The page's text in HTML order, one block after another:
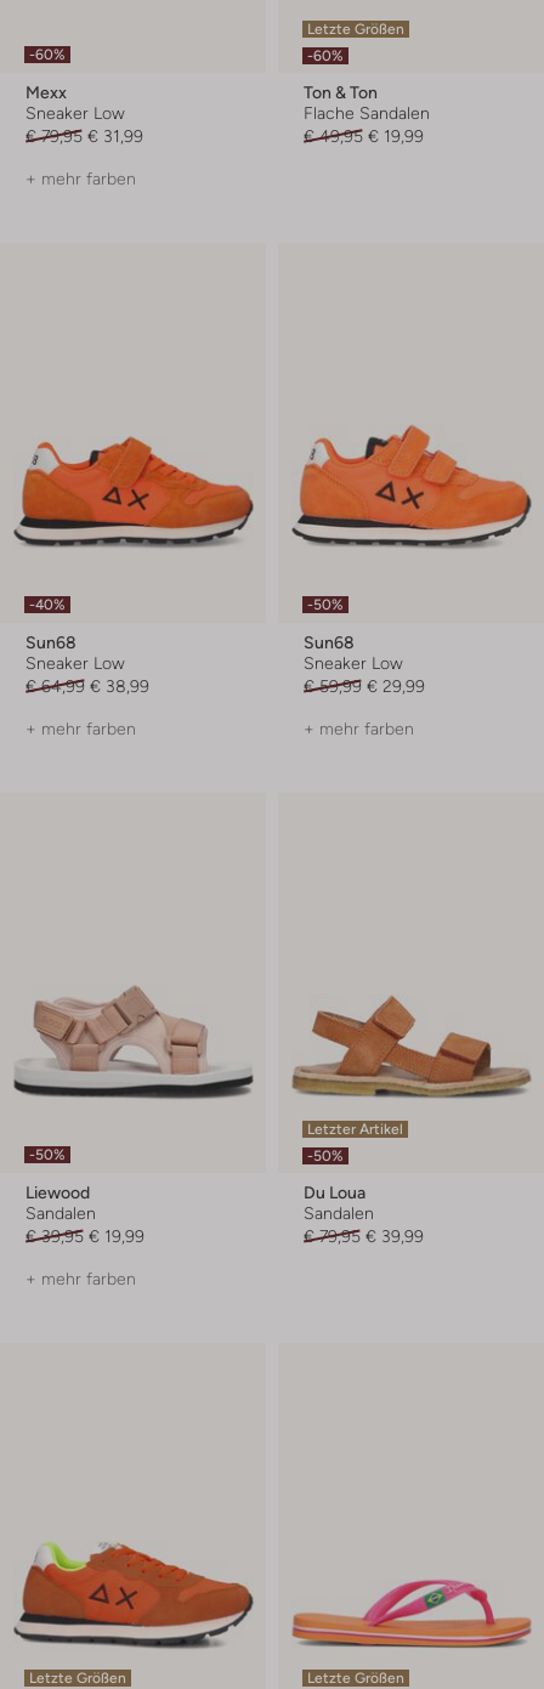
-60%
Mexx
Sneaker Low
€ 79,95 € 31,99
+ mehr farben
Letzte Größen
-60%
Ton & Ton
Flache Sandalen
€ 49,95 € 19,99
-40%
Sun68
Sneaker Low
€ 64,99 € 38,99
+ mehr farben
-50%
Sun68
Sneaker Low
€ 59,99 € 29,99
+ mehr farben
-50%
Liewood
Sandalen
€ 39,95 € 19,99
+ mehr farben
Letzter Artikel
-50%
Du Loua
Sandalen
€ 79,95 € 39,99
Letzte Größen Letzte Größen